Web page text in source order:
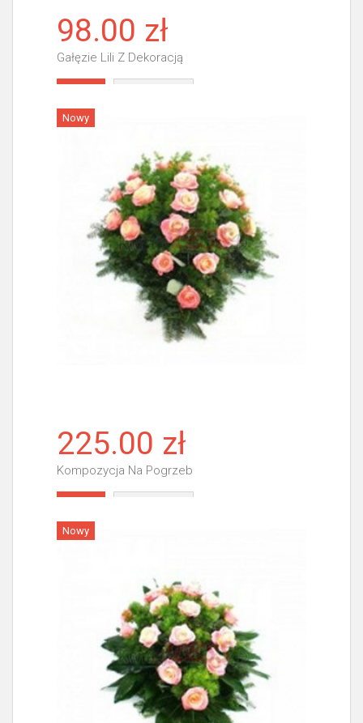
98.00 zł
Gałęzie Lili Z Dekoracją
Nowy
225.00 zł
Kompozycja Na Pogrzeb
Nowy